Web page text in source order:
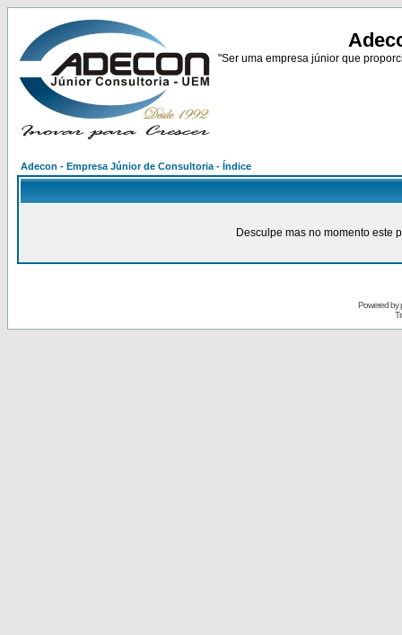
"Ser uma empresa júnior que
Adecon - Empresa Júnior de Consultoria - Índice
Desculpe mas no momento este
Powered by